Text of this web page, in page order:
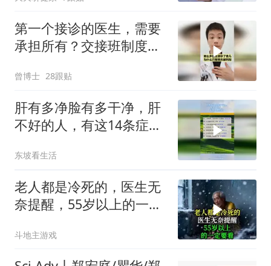
第一个接诊的医生，需要
承担所有？交接班制度还
曾博士 28跟贴
肝有多净脸有多干净，肝
不好的人，有这14条症
东坡看生活
老人都是冷死的，医生无
奈提醒，55岁以上的一定
斗地主游戏